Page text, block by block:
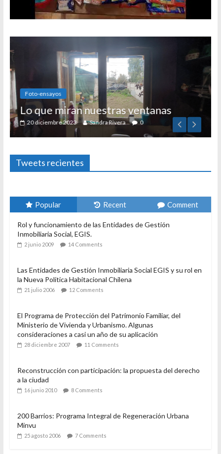
Foto-ensayos
Lo que miran nuestras ventanas
20 diciembre 2023 Sandra Rivera 0
Tweets recientes
Popular Recent Comment
Rol y funcionamiento de las Entidades de Gestión
Inmobiliaria Social, EGIS.
2 junio 2009 14 Comments
Las Entidades de Gestión Inmobiliaria Social EGIS y su rol en
la Nueva Política Habitacional Chilena
21 julio 2006 12 Comments
El Programa de Protección del Patrimonio Familiar, del
Ministerio de Vivienda y Urbanismo. Algunas
consideraciones a casi un año de su aplicación
28 diciembre 2007 11 Comments
Reconstrucción con participación: la propuesta del derecho
a la ciudad
16 junio 2010 8 Comments
200 Barrios: Programa Integral de Regeneración Urbana
Minvu
25 agosto 2006 7 Comments